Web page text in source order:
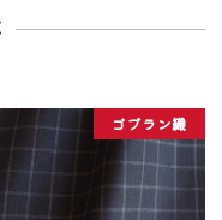
ゴブラン織